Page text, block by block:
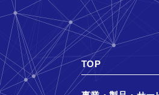
TOP